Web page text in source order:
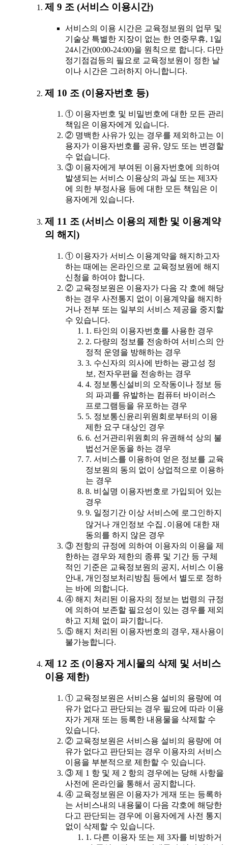
제 9 조 (서비스 이용시간)
서비스의 이용 시간은 교육정보원의 업무 및
기술상 특별한 지장이 없는 한 연중무휴, 1일
24시간(00:00-24:00)을 원칙으로 합니다. 다만
정기점검등의 필요로 교육정보원이 정한 날
이나 시간은 그러하지 아니합니다.
제 10 조 (이용자번호 등)
① 이용자번호 및 비밀번호에 대한 모든 관리
책임은 이용자에게 있습니다.
② 명백한 사유가 있는 경우를 제외하고는 이
용자가 이용자번호를 공유, 양도 또는 변경할
수 없습니다.
③ 이용자에게 부여된 이용자번호에 의하여
발생되는 서비스 이용상의 과실 또는 제3자
에 의한 부정사용 등에 대한 모든 책임은 이
용자에게 있습니다.
제 11 조 (서비스 이용의 제한 및 이용계약
의 해지)
① 이용자가 서비스 이용계약을 해지하고자
하는 때에는 온라인으로 교육정보원에 해지
신청을 하여야 합니다.
② 교육정보원은 이용자가 다음 각 호에 해당
하는 경우 사전통지 없이 이용계약을 해지하
거나 전부 또는 일부의 서비스 제공을 중지할
수 있습니다.
1. 타인의 이용자번호를 사용한 경우
2. 다량의 정보를 전송하여 서비스의 안
정적 운영을 방해하는 경우
3. 수신자의 의사에 반하는 광고성 정
보, 전자우편을 전송하는 경우
4. 정보통신설비의 오작동이나 정보 등
의 파괴를 유발하는 컴퓨터 바이러스
프로그램등을 유포하는 경우
5. 정보통신윤리위원회로부터의 이용
제한 요구 대상인 경우
6. 선거관리위원회의 유권해석 상의 불
법선거운동을 하는 경우
7. 서비스를 이용하여 얻은 정보를 교육
정보원의 동의 없이 상업적으로 이용하
는 경우
8. 비실명 이용자번호로 가입되어 있는
경우
9. 일정기간 이상 서비스에 로그인하지
않거나 개인정보 수집․이용에 대한 재
동의를 하지 않은 경우
③ 전항의 규정에 의하여 이용자의 이용을 제
한하는 경우와 제한의 종류 및 기간 등 구체
적인 기준은 교육정보원의 공지, 서비스 이용
안내, 개인정보처리방침 등에서 별도로 정하
는 바에 의합니다.
④ 해지 처리된 이용자의 정보는 법령의 규정
에 의하여 보존할 필요성이 있는 경우를 제외
하고 지체 없이 파기합니다.
⑤ 해지 처리된 이용자번호의 경우, 재사용이
불가능합니다.
제 12 조 (이용자 게시물의 삭제 및 서비스
이용 제한)
① 교육정보원은 서비스용 설비의 용량에 여
유가 없다고 판단되는 경우 필요에 따라 이용
자가 게재 또는 등록한 내용물을 삭제할 수
있습니다.
② 교육정보원은 서비스용 설비의 용량에 여
유가 없다고 판단되는 경우 이용자의 서비스
이용을 부분적으로 제한할 수 있습니다.
③ 제 1 항 및 제 2 항의 경우에는 당해 사항을
사전에 온라인을 통해서 공지합니다.
④ 교육정보원은 이용자가 게재 또는 등록하
는 서비스내의 내용물이 다음 각호에 해당한
다고 판단되는 경우에 이용자에게 사전 통지
없이 삭제할 수 있습니다.
1. 다른 이용자 또는 제 3자를 비방하거